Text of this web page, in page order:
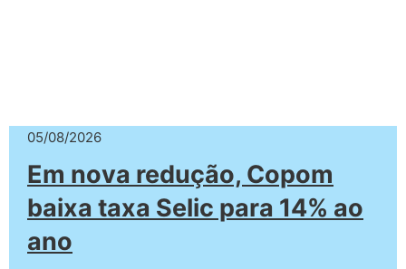
05/08/2026
Em nova redução, Copom
baixa taxa Selic para 14% ao
ano